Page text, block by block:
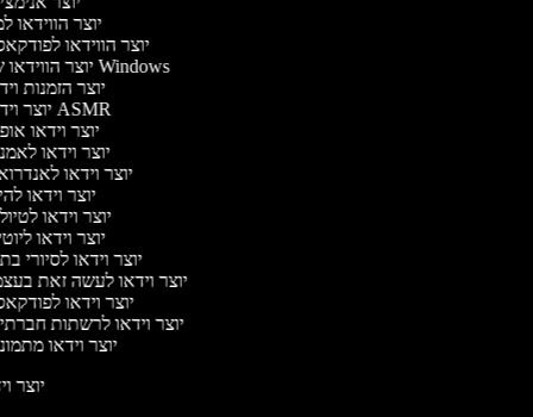
יוצר הווידאו
יוצר הווידאו
יוצר הווידאו של Windows
יוצר הזמנות
יוצר וידאו ASMR
יוצר וידאו
יוצר וידאו
יוצר וידאו
יוצר וידאו
יוצר וידאו
יוצר וידאו
יוצר וידאו לסיורי
יוצר וידאו לעשה זאת
יוצר וידאו
יוצר וידאו לרשתות
יוצר וידאו
יוצר